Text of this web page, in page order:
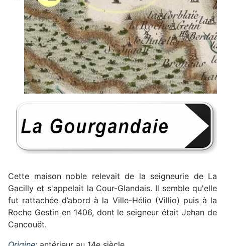
Cette maison noble relevait de la seigneurie de La
Gacilly et s'appelait la Cour-Glandais. Il semble qu'elle
fut rattachée d’abord à la Ville-Hélio (Villio) puis à la
Roche Gestin en 1406, dont le seigneur était Jehan de
Cancouët.